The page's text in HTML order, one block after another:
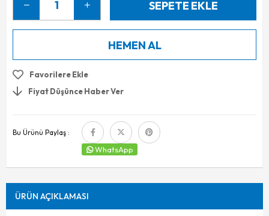
Favorilere Ekle
Fiyat Düşünce Haber Ver
Bu Ürünü Paylaş :
WhatsApp
ÜRÜN AÇIKLAMASI